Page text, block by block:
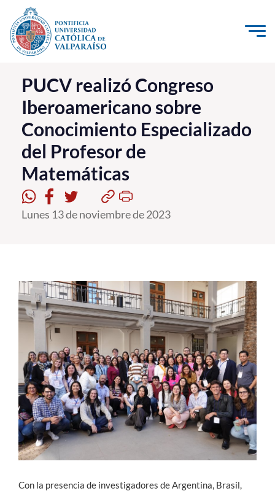
Click acá para ir directamente al contenido
La Universidad
Investigación, Creación e Innovación
PUCV Internacional
Vinculación con el Medio
Admisión
Pregrado
Estudiantes
Académicos
Funcionarios
Alumni
English
PUCV realizó Congreso
Iberoamericano sobre
Conocimiento Especializado
del Profesor de
Matemáticas
Lunes 13 de noviembre de 2023
Con la presencia de investigadores de Argentina, Brasil,